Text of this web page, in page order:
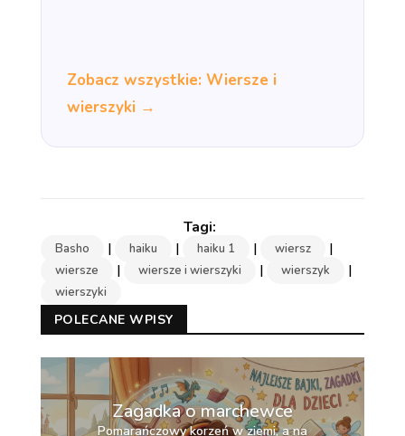
Zobacz wszystkie: Wiersze i
wierszyki →
Basho | haiku | haiku 1 | wiersz |
wiersze | wiersze i wierszyki | wierszyk |
wierszyki
POLECANE WPISY
Zagadka o marchewce
Pomarańczowy korzeń w ziemi, a na